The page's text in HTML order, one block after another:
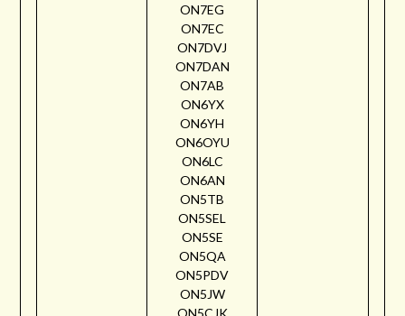
ON7EG
ON7EC
ON7DVJ
ON7DAN
ON7AB
ON6YX
ON6YH
ON6OYU
ON6LC
ON6AN
ON5TB
ON5SEL
ON5SE
ON5QA
ON5PDV
ON5JW